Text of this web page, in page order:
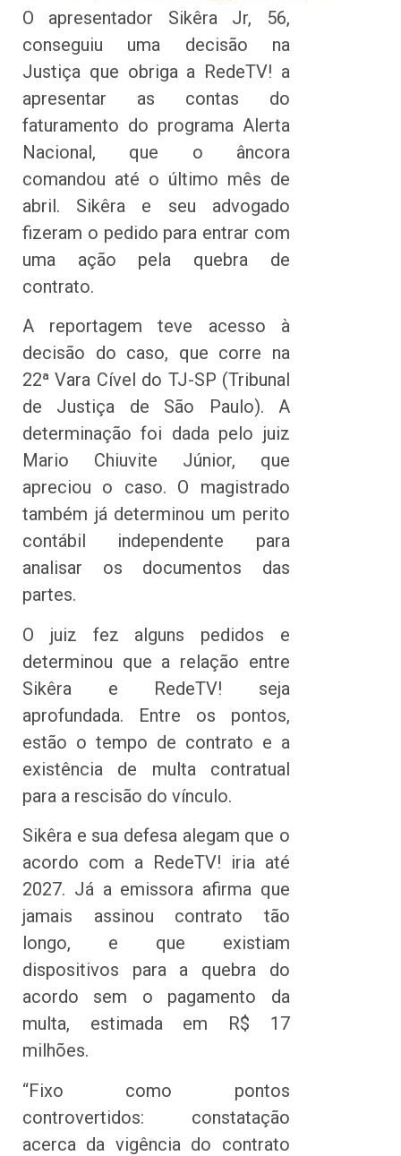
O apresentador Sikêra Jr, 56,
conseguiu uma decisão na
Justiça que obriga a RedeTV! a
apresentar as contas do
faturamento do programa Alerta
Nacional, que o âncora
comandou até o último mês de
abril. Sikêra e seu advogado
fizeram o pedido para entrar com
uma ação pela quebra de
contrato.
A reportagem teve acesso à
decisão do caso, que corre na
22ª Vara Cível do TJ-SP (Tribunal
de Justiça de São Paulo). A
determinação foi dada pelo juiz
Mario Chiuvite Júnior, que
apreciou o caso. O magistrado
também já determinou um perito
contábil independente para
analisar os documentos das
partes.
O juiz fez alguns pedidos e
determinou que a relação entre
Sikêra e RedeTV! seja
aprofundada. Entre os pontos,
estão o tempo de contrato e a
existência de multa contratual
para a rescisão do vínculo.
Sikêra e sua defesa alegam que o
acordo com a RedeTV! iria até
2027. Já a emissora afirma que
jamais assinou contrato tão
longo, e que existiam
dispositivos para a quebra do
acordo sem o pagamento da
multa, estimada em R$ 17
milhões.
“Fixo como pontos
controvertidos: constatação
acerca da vigência do contrato